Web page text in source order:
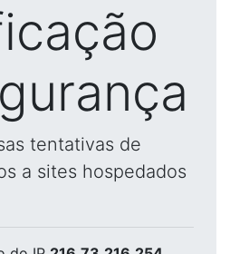
tentativas de
a sites hospedados